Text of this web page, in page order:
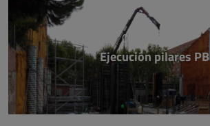
03/10/2019
Ejecución pilares PB